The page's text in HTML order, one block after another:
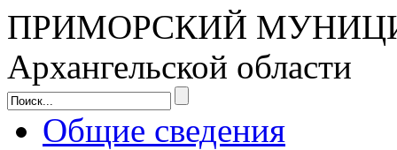
ПРИМОРСКИЙ
Архангельской области
Общие сведения